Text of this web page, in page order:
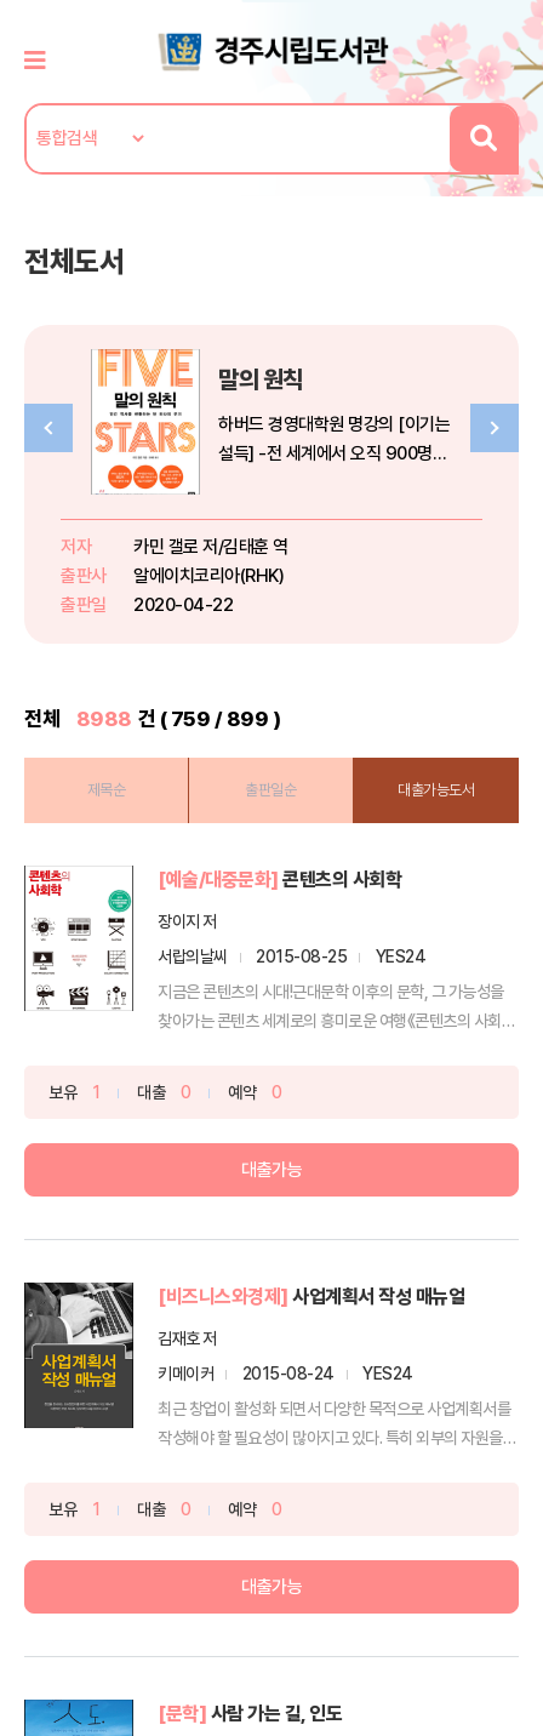
전체도서
말의 원칙
하버드 경영대학원 명강의 [이기는
설득] -전 세계에서 오직 900명만
스, 세르게이 브린, 래리 페이지, 리
드 호프먼, 브라이언 체스키… 전
세계가 그들의 성공 신...
저자
카민 갤로 저/김태훈 역
출판사
알에이치코리아(RHK)
출판일
2020-04-22
전체 8988 건 ( 759 / 899 )
제목순 출판일순 대출가능도서
[예술/대중문화] 콘텐츠의 사회학
장이지 저
서랍의날씨
2015-08-25
YES24
지금은 콘텐츠의 시대!근대문학 이후의 문학, 그 가능성을
찾아가는 콘텐츠 세계로의 흥미로운 여행《콘텐츠의 사회
보유 1 대출 0 예약 0
대출가능
[비즈니스와경제] 사업계획서 작성 매뉴얼
김재호 저
키메이커
2015-08-24
YES24
최근 창업이 활성화 되면서 다양한 목적으로 사업계획서를
작성해야 할 필요성이 많아지고 있다. 특히 외부의 자원을
보유 1 대출 0 예약 0
대출가능
[문학] 사람 가는 길, 인도